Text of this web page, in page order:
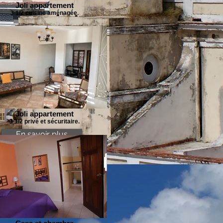
En savoir plus
Joli appartement
3 1/2 cuisine aménagée.
Joli appartement
3 1/2 privé et sécuritaire.